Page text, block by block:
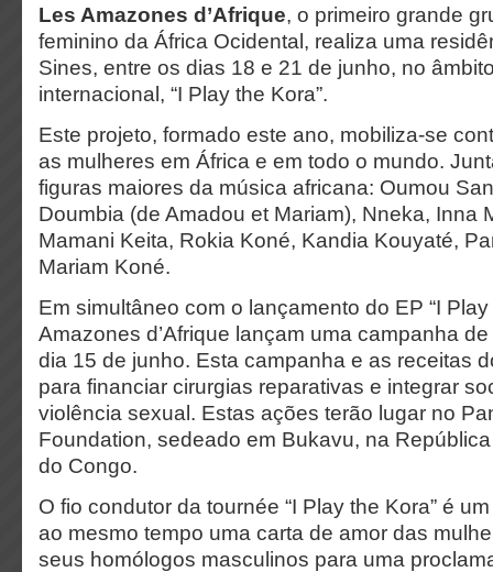
Les Amazones d’Afrique, o primeiro grande
feminino da África Ocidental, realiza uma
Sines, entre os dias 18 e 21 de junho, no
internacional, “I Play the Kora”.
Este projeto, formado este ano, mobiliza-se
as mulheres em África e em todo o mundo.
figuras maiores da música africana: Oumou
Doumbia (de Amadou et Mariam), Nneka, Inna
Mamani Keita, Rokia Koné, Kandia Kouyaté,
Mariam Koné.
Em simultâneo com o lançamento do EP “I Play
Amazones d’Afrique lançam uma campanha de
dia 15 de junho. Esta campanha e as receitas
para financiar cirurgias reparativas e integrar
violência sexual. Estas ações terão lugar no
Foundation, sedeado em Bukavu, na
do Congo.
O fio condutor da tournée “I Play the Kora” é
ao mesmo tempo uma carta de amor das
seus homólogos masculinos para uma